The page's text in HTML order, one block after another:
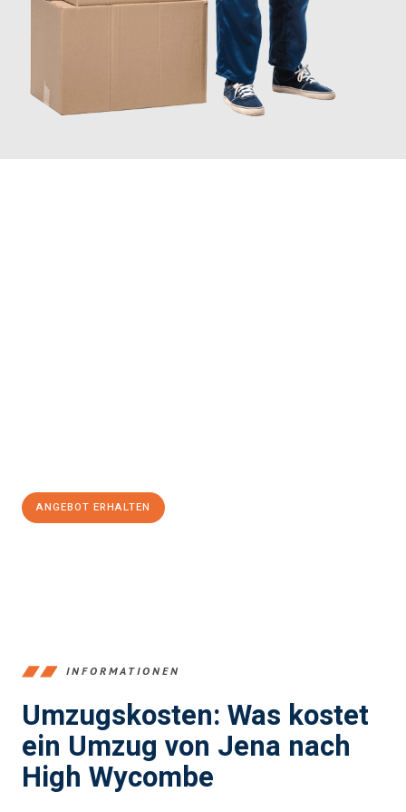
ANGEBOT ERHALTEN
INFORMATIONEN
Umzugskosten: Was kostet
ein Umzug von Jena nach
High Wycombe